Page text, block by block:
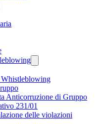
Anticorruzione di Gruppo
231/01
delle violazioni